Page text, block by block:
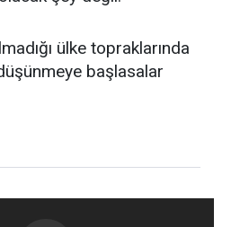
ülke topraklarında
başlasalar